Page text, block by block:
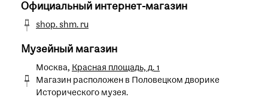
Официальный интернет-магазин
shop. shm. ru
Музейный магазин
Москва, Красная площадь, д. 1
Магазин расположен в Половецком дворике
Исторического музея.